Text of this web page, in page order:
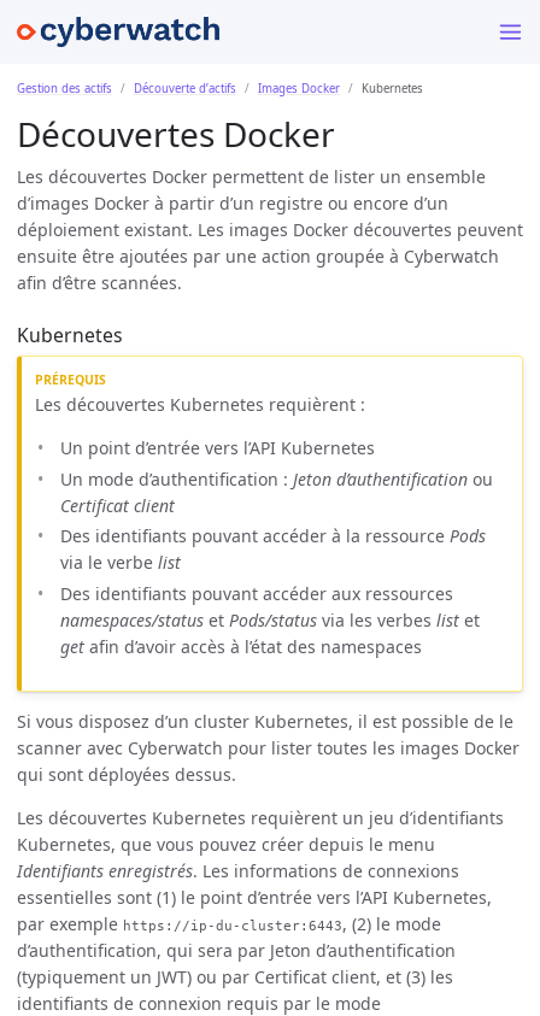
Gestion des actifs Découverte d’actifs Images Docker Kubernetes
Découvertes Docker
Les découvertes Docker permettent de lister un ensemble
d’images Docker à partir d’un registre ou encore d’un
déploiement existant. Les images Docker découvertes peuvent
ensuite être ajoutées par une action groupée à Cyberwatch
afin d’être scannées.
Kubernetes
PRÉREQUIS
Les découvertes Kubernetes requièrent :
Un point d’entrée vers l’API Kubernetes
Un mode d’authentification : Jeton d’authentification ou
Certificat client
Des identifiants pouvant accéder à la ressourcePods
via le verbelist
Des identifiants pouvant accéder aux ressources
namespaces/status et Pods/status via les verbeslist et
get afin d’avoir accès à l’état des namespaces
Si vous disposez d’un cluster Kubernetes, il est possible de le
scanner avec Cyberwatch pour lister toutes les images Docker
qui sont déployées dessus.
Les découvertes Kubernetes requièrent un jeu d’identifiants
Kubernetes, que vous pouvez créer depuis le menu
Identifiants enregistrés. Les informations de connexions
essentielles sont (1) le point d’entrée vers l’API Kubernetes,
par exemple https://ip-du-cluster:6443, (2) le mode
d’authentification, qui sera par Jeton d’authentification
(typiquement un JWT) ou par Certificat client, et (3) les
identifiants de connexion requis par le mode